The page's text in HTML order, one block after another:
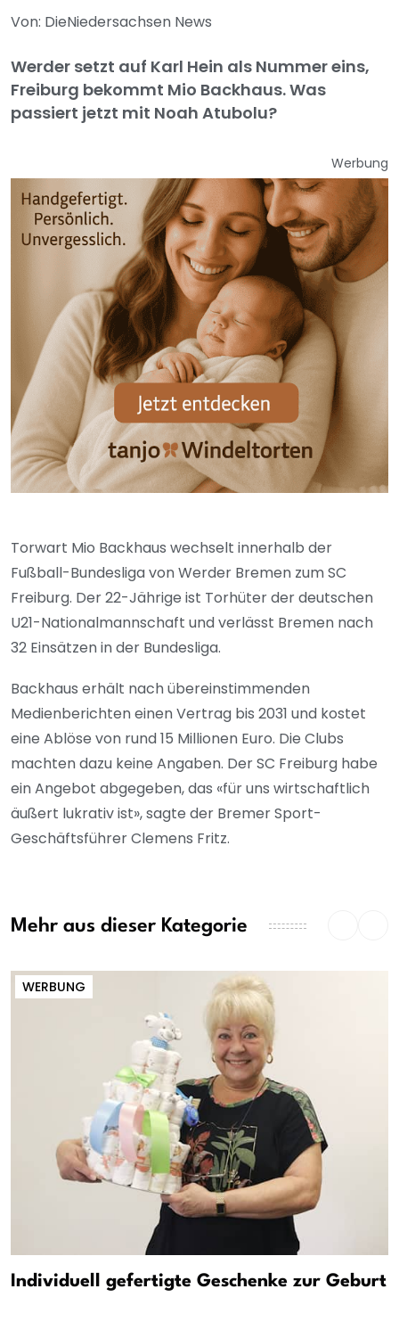
Von: DieNiedersachsen News
Werder setzt auf Karl Hein als Nummer eins,
Freiburg bekommt Mio Backhaus. Was
passiert jetzt mit Noah Atubolu?
Werbung
Torwart Mio Backhaus wechselt innerhalb der
Fußball-Bundesliga von Werder Bremen zum SC
Freiburg. Der 22-Jährige ist Torhüter der deutschen
U21-Nationalmannschaft und verlässt Bremen nach
32 Einsätzen in der Bundesliga.
Backhaus erhält nach übereinstimmenden
Medienberichten einen Vertrag bis 2031 und kostet
eine Ablöse von rund 15 Millionen Euro. Die Clubs
machten dazu keine Angaben. Der SC Freiburg habe
ein Angebot abgegeben, das «für uns wirtschaftlich
äußert lukrativ ist», sagte der Bremer Sport-
Geschäftsführer Clemens Fritz.
Mehr aus dieser Kategorie
WERBUNG
Individuell gefertigte Geschenke zur Geburt